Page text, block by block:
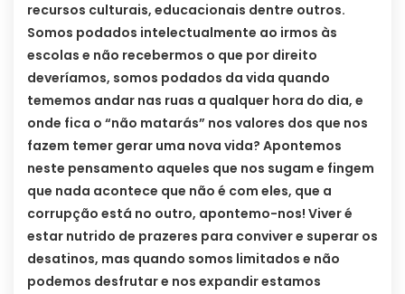
recursos culturais, educacionais dentre outros.
Somos podados intelectualmente ao irmos às
escolas e não recebermos o que por direito
deveríamos, somos podados da vida quando
tememos andar nas ruas a qualquer hora do dia, e
onde fica o “não matarás” nos valores dos que nos
fazem temer gerar uma nova vida? Apontemos
neste pensamento aqueles que nos sugam e fingem
que nada acontece que não é com eles, que a
corrupção está no outro, apontemo-nos! Viver é
estar nutrido de prazeres para conviver e superar os
desatinos, mas quando somos limitados e não
podemos desfrutar e nos expandir estamos